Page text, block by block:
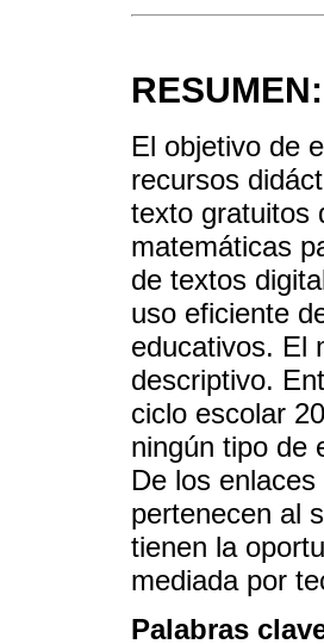
RESUMEN:
El objetivo de
recursos
texto gratuitos
matemáticas
de textos
uso eficiente
educativos. El
descriptivo.
ciclo escolar
ningún tipo de
De los
pertenecen al
tienen la
mediada por
Palabras